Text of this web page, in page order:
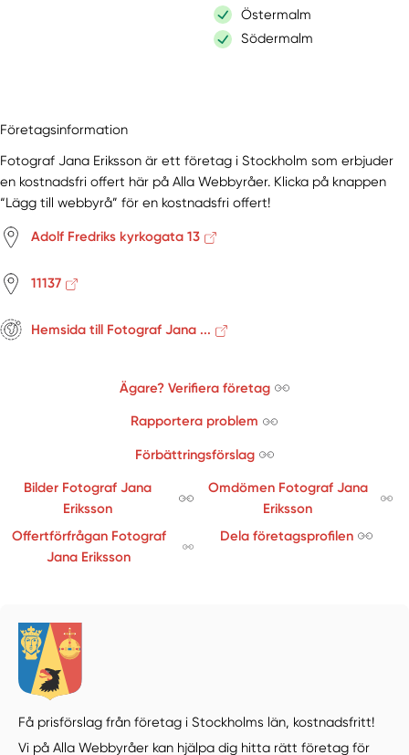
Östermalm
Södermalm
Företagsinformation
Fotograf Jana Eriksson är ett företag i Stockholm som erbjuder
en kostnadsfri offert här på Alla Webbyråer. Klicka på knappen
“Lägg till webbyrå” för en kostnadsfri offert!
Adolf Fredriks kyrkogata 13
11137
Hemsida till Fotograf Jana ...
Ägare? Verifiera företag
Rapportera problem
Förbättringsförslag
Bilder Fotograf Jana
Eriksson
Omdömen Fotograf Jana
Eriksson
Offertförfrågan Fotograf
Jana Eriksson
Dela företagsprofilen
Få prisförslag från företag i Stockholms län, kostnadsfritt!
Vi på Alla Webbyråer kan hjälpa dig hitta rätt företag för